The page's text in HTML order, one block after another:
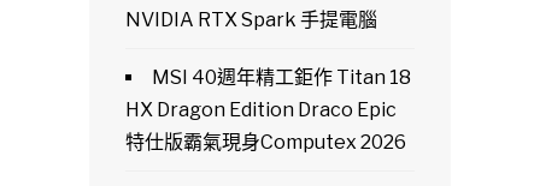
NVIDIA RTX Spark 手提電腦
MSI 40週年精工鉅作 Titan 18
HX Dragon Edition Draco Epic
特仕版霸氣現身Computex 2026